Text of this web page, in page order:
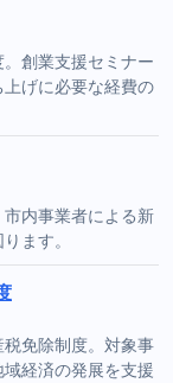
創業支援セミナー
げに必要な経費の
内事業者による新
ます。
免除制度。対象事
経済の発展を支援